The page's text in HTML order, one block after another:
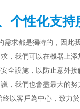
个性化支持
需求都是獨特的，因此
，我們可以在機器上
全設施，以防止意外
，我們也會盡最大的努
客戶為中心，致力於